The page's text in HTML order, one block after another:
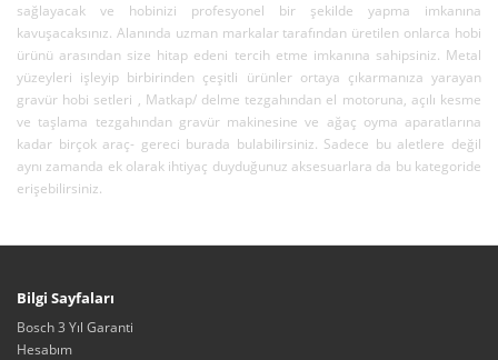
sağlayacak ve hobinizi profesyonel bir şekilde yapma imkanına
kavuşacaksınız. Alanında uzman markalar tarafından üretilen onlarca hobi
ürünü arasından size hitap edeni tercih etme imkanına sahipsiniz. Metal
yüzeyleri işleyip birbirinden çeşitli ürünler ortaya çıkarmanıza yarayan
gravür hobi setleri , Matkap/ delme tezgahından el motoruna, açılı kesme
ve taşlama tezgahından gravür makinesine ve ağaç oyma aparatlarına
kadar birçok araç- gereci burada bulabilirsiniz. Sadece bu aletlere değil
aynı zamanda ek olarak ihtiyaç duyduğunuz aksesuarlara da bu kategoride
erişebilirsiniz.
Bilgi Sayfaları
Bosch 3 Yıl Garanti
Hesabım